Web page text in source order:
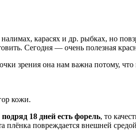
карасях и др. рыбках, но
Сегодня — очень полезная
зрения она нам важна потому,
кожи.
подряд 18 дней есть форель, то
повреждается внешней